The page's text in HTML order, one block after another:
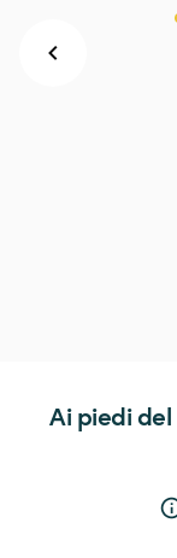
Ai piedidel